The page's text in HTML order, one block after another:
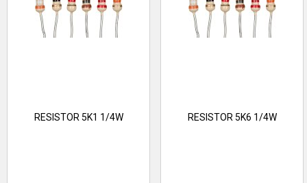
RESISTOR 5K1 1/4W RESISTOR 5K6 1/4W